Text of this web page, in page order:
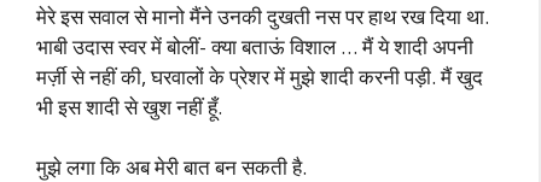
मेरे इस सवाल से मानो मैंने उनकी दुखती नस पर हाथ रख दिया था.
भाबी उदास स्वर में बोलीं- क्या बताऊं विशाल … मैं ये शादी अपनी
मर्ज़ी से नहीं की, घरवालों के प्रेशर में मुझे शादी करनी पड़ी. मैं खुद
भी इस शादी से खुश नहीं हूँ.
मुझे लगा कि अब मेरी बात बन सकती है.